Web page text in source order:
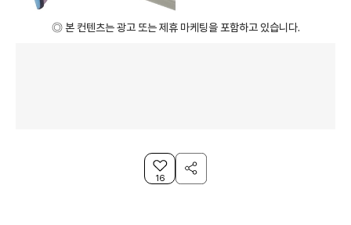
◎ 본 컨텐츠는 광고 또는 제휴 마케팅을 포함하고 있습니다.
16